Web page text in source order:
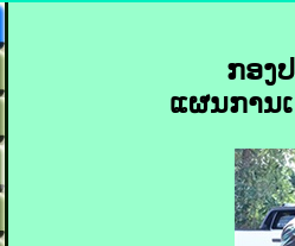
ກອງ
ແຜນການ